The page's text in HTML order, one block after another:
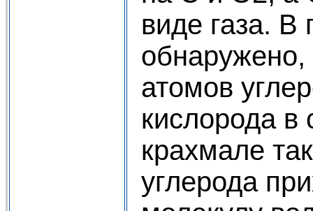
виде газа. В
обнаружено,
атомов
кислорода в
крахмале
углерода